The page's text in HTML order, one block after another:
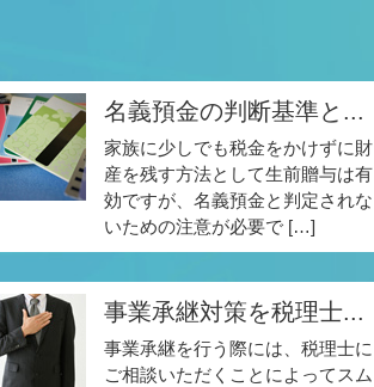
名義預金の判断基準と...
家族に少しでも税金をかけずに財
産を残す方法として生前贈与は有
効ですが、名義預金と判定されな
いための注意が必要で […]
事業承継対策を税理士...
事業承継を行う際には、税理士に
ご相談いただくことによってスム